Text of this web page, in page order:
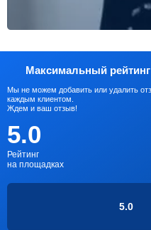
Максимальный рейтинг
Мы не можем добавить или удалить
каждым клиентом.
Ждем и ваш отзыв!
5.0
Рейтинг
на площадках
5.0